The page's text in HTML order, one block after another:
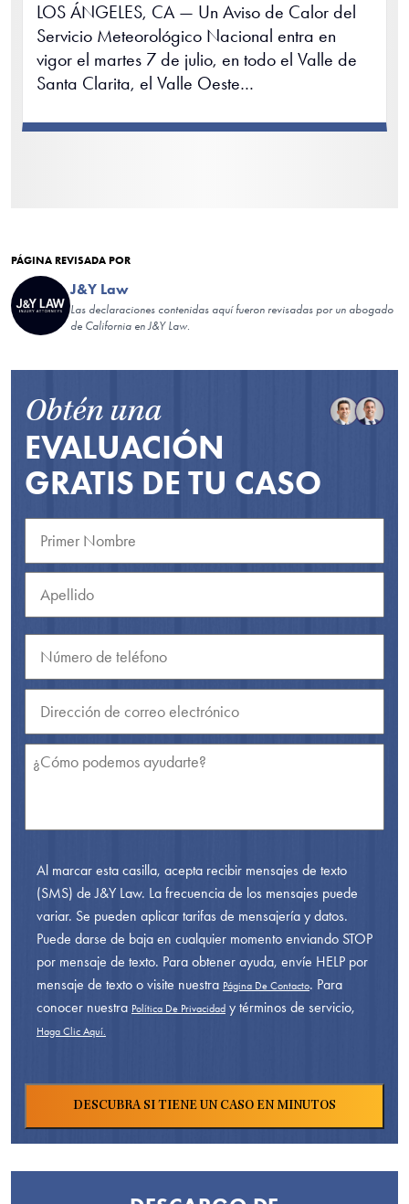
LOS ÁNGELES, CA — Un Aviso de Calor del
Servicio Meteorológico Nacional entra en
vigor el martes 7 de julio, en todo el Valle de
Santa Clarita, el Valle Oeste…
PÁGINA REVISADA POR
J&Y Law
Las declaraciones contenidas aquí fueron revisadas por un abogado
de California en J&Y Law.
Obtén una
EVALUACIÓN
GRATIS DE TU CASO
Al marcar esta casilla, acepta recibir mensajes de texto
(SMS) de J&Y Law. La frecuencia de los mensajes puede
variar. Se pueden aplicar tarifas de mensajería y datos.
Puede darse de baja en cualquier momento enviando STOP
por mensaje de texto. Para obtener ayuda, envíe HELP por
mensaje de texto o visite nuestra Página De Contacto. Para
conocer nuestra Política De Privacidad y términos de servicio,
Haga Clic Aquí.